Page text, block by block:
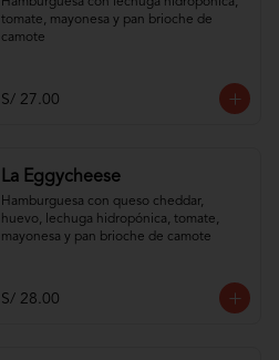
tomate, mayonesa y pan brioche de
camote
S/ 27.00
La Eggycheese
Hamburguesa con queso cheddar,
huevo, lechuga hidropónica, tomate,
mayonesa y pan brioche de camote
S/ 28.00